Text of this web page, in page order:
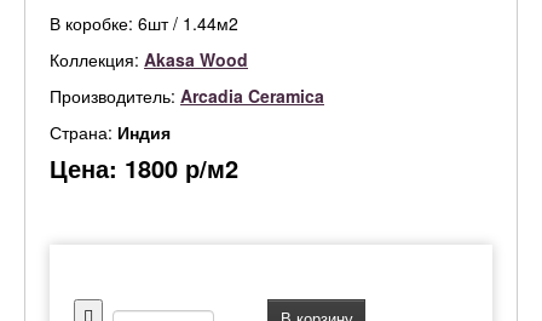
В коробке: 6шт / 1.44м2
Коллекция: Akasa Wood
Производитель: Arcadia Ceramica
Страна: Индия
Цена: 1800 р/м2